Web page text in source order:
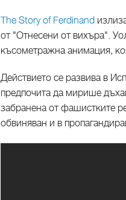
The Story of Ferdinand
от "Отнесени от вихъра".
късометражна анимация,
Действието се развива в
предпочита да мирише
забранена от фашистките
обвиняван и в